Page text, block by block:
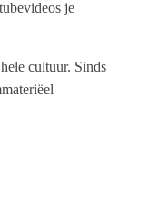
je
cultuur. Sinds